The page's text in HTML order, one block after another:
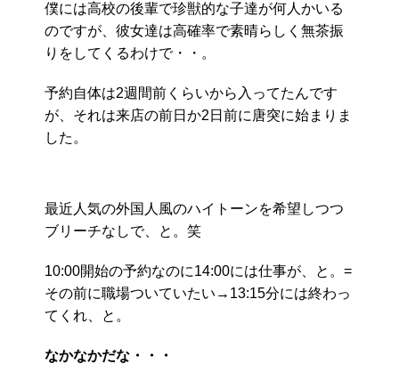
僕には高校の後輩で珍獣的な子達が何人かいる
のですが、彼女達は高確率で素晴らしく無茶振
りをしてくるわけで・・。
予約自体は2週間前くらいから入ってたんです
が、それは来店の前日か2日前に唐突に始まりま
した。
最近人気の外国人風のハイトーンを希望しつつ
ブリーチなしで、と。笑
10:00開始の予約なのに14:00には仕事が、と。=
その前に職場ついていたい→13:15分には終わっ
てくれ、と。
なかなかだな・・・